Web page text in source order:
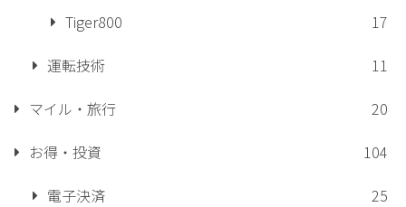
Tiger800
17
運転技術
11
マイル・旅行
20
お得・投資
104
電子決済
25